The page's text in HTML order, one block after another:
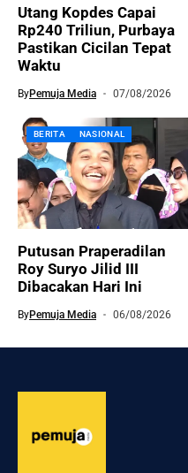
Utang Kopdes Capai
Rp240 Triliun, Purbaya
Pastikan Cicilan Tepat
Waktu
ByPemuja Media 07/08/2026
BERITA NASIONAL
Putusan Praperadilan
Roy Suryo Jilid III
Dibacakan Hari Ini
ByPemuja Media 06/08/2026